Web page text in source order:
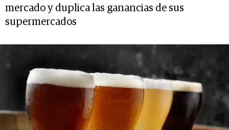
mercado y duplica las ganancias de sus
supermercados